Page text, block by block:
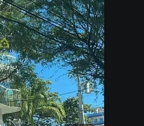
para